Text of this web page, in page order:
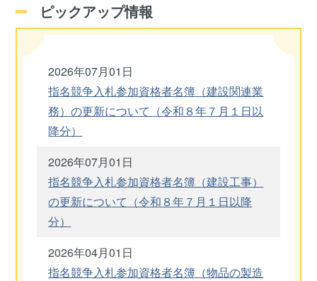
ピックアップ情報
2026年07月01日
指名競争入札参加資格者名簿（建設関連業
務）の更新について（令和８年７月１日以
降分）
2026年07月01日
指名競争入札参加資格者名簿（建設工事）
の更新について（令和８年７月１日以降
分）
2026年04月01日
指名競争入札参加資格者名簿（物品の製造